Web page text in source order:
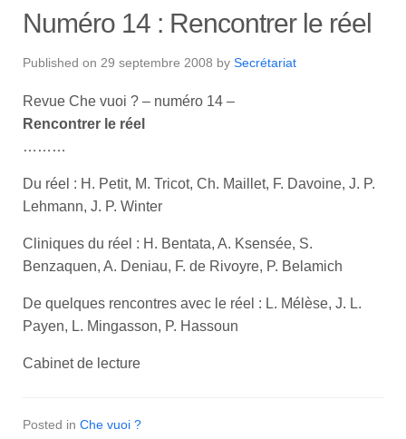
Numéro 14 : Rencontrer le réel
Published on 29 septembre 2008 by Secrétariat
Revue Che vuoi ? – numéro 14 –
Rencontrer le réel
………
Du réel : H. Petit, M. Tricot, Ch. Maillet, F. Davoine, J. P.
Lehmann, J. P. Winter
Cliniques du réel : H. Bentata, A. Ksensée, S.
Benzaquen, A. Deniau, F. de Rivoyre, P. Belamich
De quelques rencontres avec le réel : L. Mélèse, J. L.
Payen, L. Mingasson, P. Hassoun
Cabinet de lecture
Posted in Che vuoi ?